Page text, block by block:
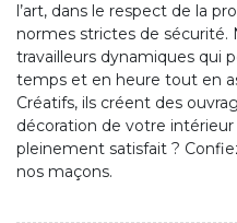
l’art, dans le respect de la
normes strictes de sécurité.
travailleurs dynamiques qui
temps et en heure tout en
Créatifs, ils créent des
décoration de votre
pleinement satisfait ?
nos maçons.